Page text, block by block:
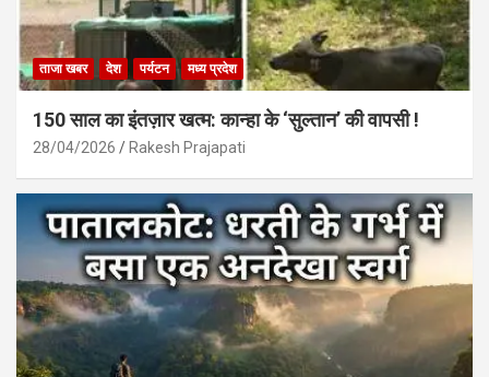
ताजा खबर देश पर्यटन मध्य प्रदेश
150 साल का इंतज़ार खत्म: कान्हा के ‘सुल्तान’ की वापसी !
28/04/2026 Rakesh Prajapati